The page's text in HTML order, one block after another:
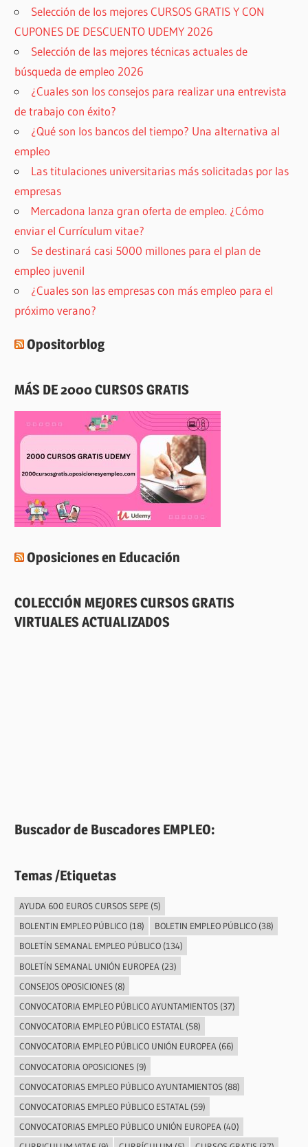
Selección de los mejores CURSOS GRATIS Y CON
CUPONES DE DESCUENTO UDEMY 2026
Selección de las mejores técnicas actuales de
búsqueda de empleo 2026
¿Cuales son los consejos para realizar una entrevista
de trabajo con éxito?
¿Qué son los bancos del tiempo? Una alternativa al
empleo
Las titulaciones universitarias más solicitadas por las
empresas
Mercadona lanza gran oferta de empleo. ¿Cómo
enviar el Currículum vitae?
Se destinará casi 5000 millones para el plan de
empleo juvenil
¿Cuales son las empresas con más empleo para el
próximo verano?
Opositorblog
MÁS DE 2000 CURSOS GRATIS
Oposiciones en Educación
COLECCIÓN MEJORES CURSOS GRATIS
VIRTUALES ACTUALIZADOS
Buscador de Buscadores EMPLEO:
Temas /Etiquetas
AYUDA 600 EUROS CURSOS SEPE (5)
BOLENTIN EMPLEO PÚBLICO(18) BOLETIN EMPLEO PÚBLICO(38)
BOLETÍN SEMANAL EMPLEO PÚBLICO(134)
BOLETÍN SEMANAL UNIÓN EUROPEA (23)
CONSEJOS OPOSICIONES(8)
CONVOCATORIA EMPLEO PÚBLICO AYUNTAMIENTOS(37)
CONVOCATORIA EMPLEO PÚBLICO ESTATAL(58)
CONVOCATORIA EMPLEO PÚBLICO UNIÓN EUROPEA(66)
CONVOCATORIA OPOSICIONES(9)
CONVOCATORIAS EMPLEO PÚBLICO AYUNTAMIENTOS(88)
CONVOCATORIAS EMPLEO PÚBLICO ESTATAL (59)
CONVOCATORIAS EMPLEO PÚBLICO UNIÓN EUROPEA (40)